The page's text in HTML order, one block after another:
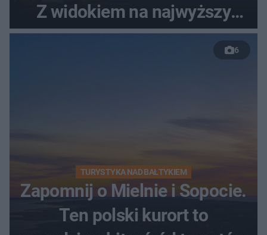
Z widokiem na najwyższy
szczyt Gór Świętokrzyskich
6
TURYSTYKA NAD BAŁTYKIEM
Zapomnij o Mielnie i Sopocie.
Ten polski kurort to